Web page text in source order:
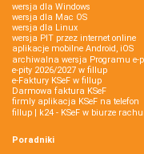
wersja dla Windows
wersja dla Mac OS
wersja dla Linux
wersja PIT przez internet online
aplikacje mobilne Android, iOS
archiwalna wersja Programu e-
e-pity 2026/2027 w fillup
e‑Faktury KSeF w fillup
Darmowa faktura KSeF
firmly aplikacja KSeF na telefon
fillup | k24 - KSeF w biurze
Poradniki